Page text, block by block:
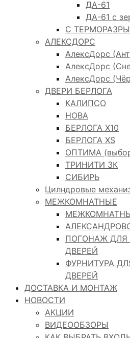
ДА-61
ДА-61 с
С
АЛЕКСДОРС
АлексДорс
АлексДорс
АлексДорс
ДВЕРИ БЕРЛОГА
КАЛИПСО
НОВА
БЕРЛОГА Х10
БЕРЛОГА XS
ОПТИМА
ТРИНИТИ 3К
СИБИРЬ
Цилндровые
МЕЖКОМНАТНЫЕ
ПОГОНАЖ
ДВЕРЕЙ
ФУРНИТУРА
ДВЕРЕЙ
ДОСТАВКА И МОНТАЖ
НОВОСТИ
АКЦИИ
ВИДЕООБЗОРЫ